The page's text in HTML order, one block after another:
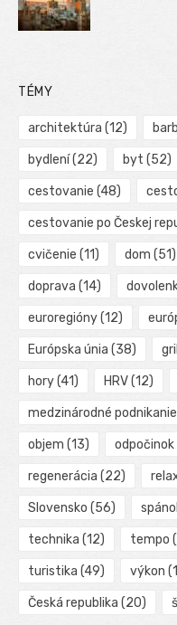
TÉMY
architektúra (12)
bydlení(22) byt (52)
cestovanie (48)
cestovanie po Českej
cvičenie (11) dom (51)
doprava (14)
euroregióny(12)
Európska únia (38)
hory(41) HRV(12)
medzinárodné podnikanie
objem (13) odpočinok
regenerácia (22)
Slovensko (56)
technika (12) tempo
turistika (49) výkon
Česká republika (20)